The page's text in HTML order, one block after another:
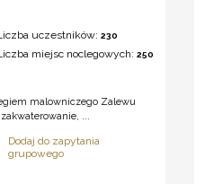
uczestników:230
miejsc noclegowych:250
malowniczego Zalewu
...